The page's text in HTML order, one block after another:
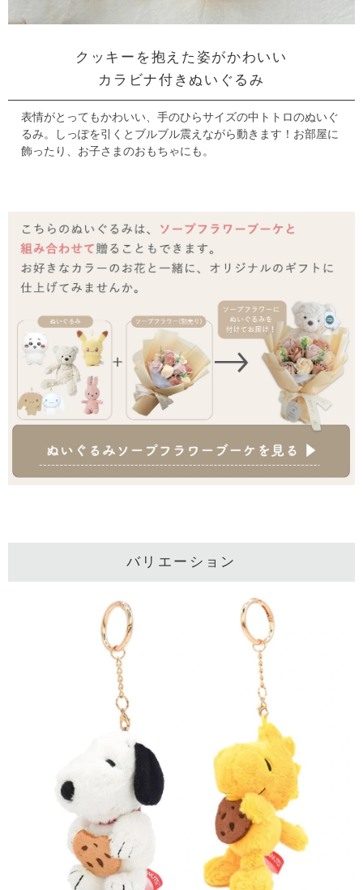
クッキーを抱えた姿がかわいい
カラビナ付きぬいぐるみ
表情がとってもかわいい、手のひらサイズの中トトロのぬいぐ
るみ。
しっぽを引くとブルブル震えながら動きます！ お部屋に
飾ったり、お子さまのおもちゃにも。
バリエーション